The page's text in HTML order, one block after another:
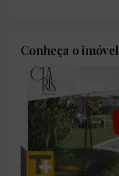
Conheça o imóvel